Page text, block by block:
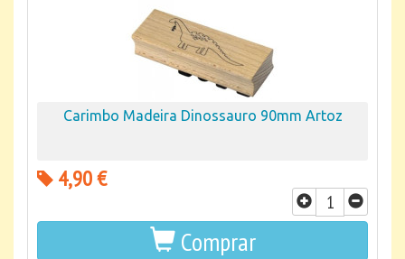
Carimbo Madeira Dinossauro 90mm Artoz
4,90 €
Comprar